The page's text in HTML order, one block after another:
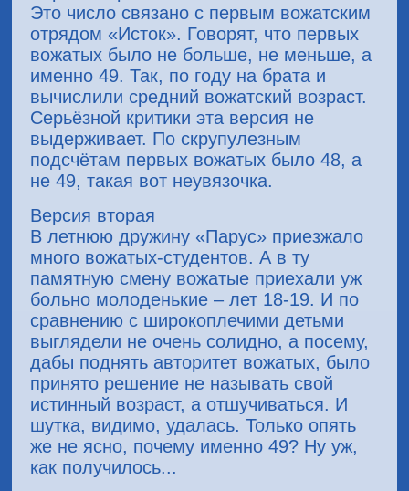
Это число связано с первым вожатским
отрядом «Исток». Говорят, что первых
вожатых было не больше, не меньше, а
именно 49. Так, по году на брата и
вычислили средний вожатский возраст.
Серьёзной критики эта версия не
выдерживает. По скрупулезным
подсчётам первых вожатых было 48, а
не 49, такая вот неувязочка.
Версия вторая
В летнюю дружину «Парус» приезжало
много вожатых-студентов. А в ту
памятную смену вожатые приехали уж
больно молоденькие – лет 18-19. И по
сравнению с широкоплечими детьми
выглядели не очень солидно, а посему,
дабы поднять авторитет вожатых, было
принято решение не называть свой
истинный возраст, а отшучиваться. И
шутка, видимо, удалась. Только опять
же не ясно, почему именно 49? Ну уж,
как получилось...